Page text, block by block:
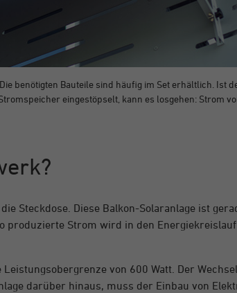
benötigten Bauteile sind häufig im Set erhältlich. Ist
eingestöpselt, kann es losgehen: Strom
Steckdose. Diese Balkon-Solaranlage ist
produzierte Strom wird in den
von 600 Watt. Der
darüber hinaus, muss der Einbau von